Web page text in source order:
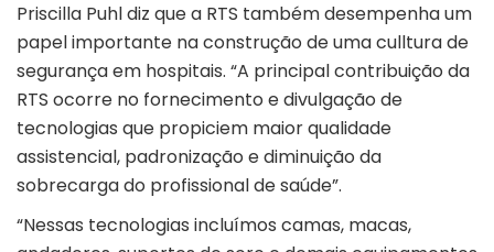
Priscilla Puhl diz que a RTS também desempenha um
papel importante na construção de uma culltura de
segurança em hospitais. “A principal contribuição da
RTS ocorre no fornecimento e divulgação de
tecnologias que propiciem maior qualidade
assistencial, padronização e diminuição da
sobrecarga do profissional de saúde”.
“Nessas tecnologias incluímos camas, macas,